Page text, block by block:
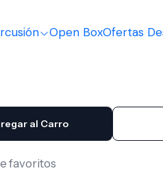
Open BoxOfertas
al Carro
favoritos